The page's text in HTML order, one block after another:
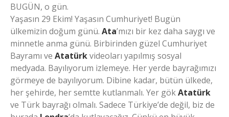
BUGÜN, o gün.
Yaşasın 29 Ekim! Yaşasın Cumhuriyet! Bugün
ülkemizin doğum günü. Ata’mızı bir kez daha saygı ve
minnetle anma günü. Birbirinden güzel Cumhuriyet
Bayramı ve Atatürkvideoları yapılmış sosyal
medyada. Bayılıyorum izlemeye. Her yerde bayrağımızı
görmeye de bayılıyorum. Dibine kadar, bütün ülkede,
her şehirde, her semtte kutlanmalı. Yer gökAtatürk
ve Türk bayrağı olmalı. Sadece Türkiye’de değil, biz de